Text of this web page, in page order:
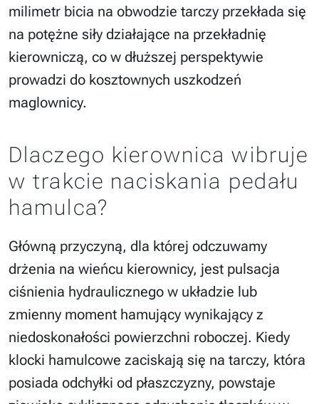
milimetr bicia na obwodzie tarczy przekłada się
na potężne siły działające na przekładnię
kierowniczą, co w dłuższej perspektywie
prowadzi do kosztownych uszkodzeń
maglownicy.
Dlaczego kierownica wibruje
w trakcie naciskania pedału
hamulca?
Główną przyczyną, dla której odczuwamy
drżenia na wieńcu kierownicy, jest pulsacja
ciśnienia hydraulicznego w układzie lub
zmienny moment hamujący wynikający z
niedoskonałości powierzchni roboczej. Kiedy
klocki hamulcowe zaciskają się na tarczy, która
posiada odchyłki od płaszczyzny, powstaje